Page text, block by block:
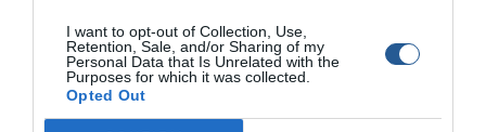
I want to opt-out of Collection, Use,
Retention, Sale, and/or Sharing of my
Personal Data that Is Unrelated with the
Purposes for which it was collected.
Opted Out